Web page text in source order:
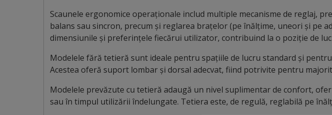
Scaunele ergonomice operaționale includ multiple mecanisme de reglaj,
balans sau sincron, precum și reglarea brațelor (pe înălțime, uneori și pe
dimensiunile și preferințele fiecărui utilizator, contribuind la o poziție de
Modelele fără tetieră sunt ideale pentru spațiile de lucru standard și
Acestea oferă suport lombar și dorsal adecvat, fiind potrivite pentru
Modelele prevăzute cu tetieră adaugă un nivel suplimentar de confort,
sau în timpul utilizării îndelungate. Tetiera este, de regulă, reglabilă pe